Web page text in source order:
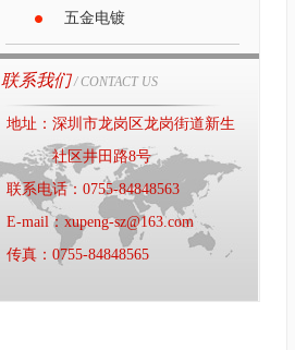
五金电镀
联系我们/ CONTACT US
地址：深圳市龙岗区龙岗街道新生
社区井田路8号
联系电话：0755-84848563
E-mail：xupeng-sz@163.com
传真：0755-84848565